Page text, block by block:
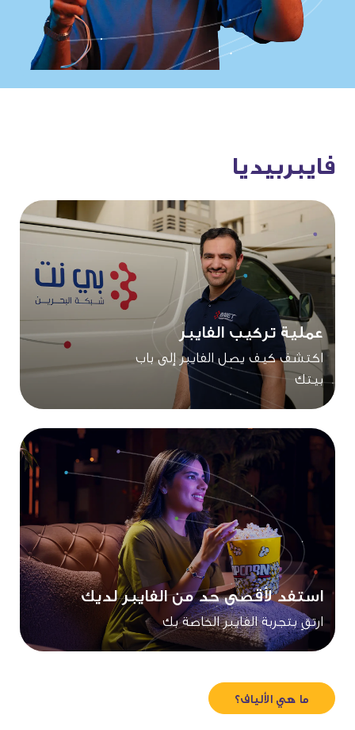
فايبربيديا
عملية تركيب الفايبر
اكتشف كيف يصل الفايبر إلى باب
بيتك
استفد لأقصى حد من الفايبر لديك
ارتقِ بتجربة الفايبر الخاصة بك
ما هي الألياف؟